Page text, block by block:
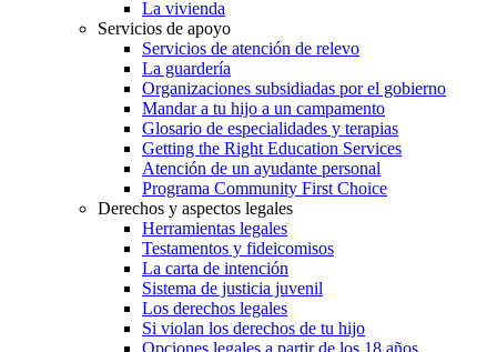
La vivienda
Servicios de apoyo
Servicios de atención de relevo
La guardería
Organizaciones subsidiadas por el gobierno
Mandar a tu hijo a un campamento
Glosario de especialidades y terapias
Getting the Right Education Services
Atención de un ayudante personal
Programa Community First Choice
Derechos y aspectos legales
Herramientas legales
Testamentos y fideicomisos
La carta de intención
Sistema de justicia juvenil
Los derechos legales
Si violan los derechos de tu hijo
Opciones legales a partir de los 18 años